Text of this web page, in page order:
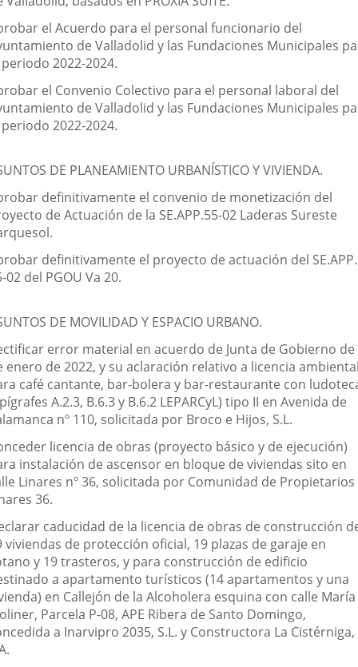
el Acuerdo para el personal funcionario del
de Valladolid y las Fundaciones Municipales
2022-2024.
el Convenio Colectivo para el personal laboral del
de Valladolid y las Fundaciones Municipales
2022-2024.
DE PLANEAMIENTO URBANÍSTICO Y VIVIENDA.
definitivamente el convenio de monetización del
de Actuación de la SE.APP.55-02 Laderas Sureste
definitivamente el proyecto de actuación del SE.APP.
02 del PGOU Va 20.
DE MOVILIDAD Y ESPACIO URBANO.
error material en acuerdo de Junta de Gobierno de
enero de 2022, y su aclaración relativo a licencia
café cantante, bar-bolera y bar-restaurante con
A.2.3, B.6.3 y B.6.2 LEPARCyL) tipo II en Avenida de
nº 110, solicitada por Broco e Hijos, S.L.
licencia de obras (proyecto básico y de ejecución)
instalación de ascensor en bloque de viviendas sito en
Linares nº 36, solicitada por Comunidad de Propietarios
36.
caducidad de la licencia de obras de construcción
viviendas de protección oficial, 19 plazas de garaje en
y 19 trasteros, y para construcción de edificio
a apartamento turísticos (14 apartamentos y una
en Callejón de la Alcoholera esquina con calle María
Parcela P-08, APE Ribera de Santo Domingo,
a Inarvipro 2035, S.L. y Constructora La Cistérniga,